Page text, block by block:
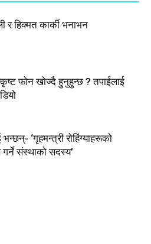
र हिक्मत कार्की भनाभन
फोन खोज्दै हुनुहुन्छ ? तपाईलाई
भन्छन्- ‘गृहमन्त्री रोहिंग्याहरूको
गर्ने संस्थाको सदस्य’